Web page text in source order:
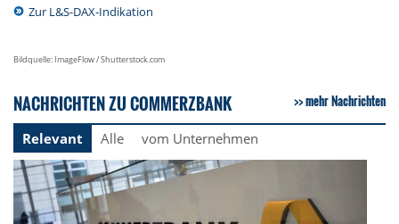
Zur L&S-DAX-Indikation
Bildquelle: ImageFlow / Shutterstock.com
NACHRICHTEN ZU COMMERZBANK mehr Nachrichten
Relevant Alle vom Unternehmen